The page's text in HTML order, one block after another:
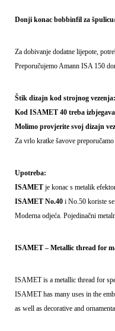
Donji konac bobbinfil za
Za dobivanje dodatne lijepote,
Preporučujemo Amann ISA 150
Štik dizajn kod strojnog vezenja:
Kod ISAMET 40 treba
Molimo provjerite svoj dizajn
Za vrlo kratke šavove preporučamo
Upotreba:
ISAMETje konac s metalik
ISAMET No.40i No.50 koriste se
Moderna odjeća. Pojedinačni
ISAMET – Metallic thread for
ISAMET is a metallic thread for
ISAMET has many uses in the
as well as decorative and